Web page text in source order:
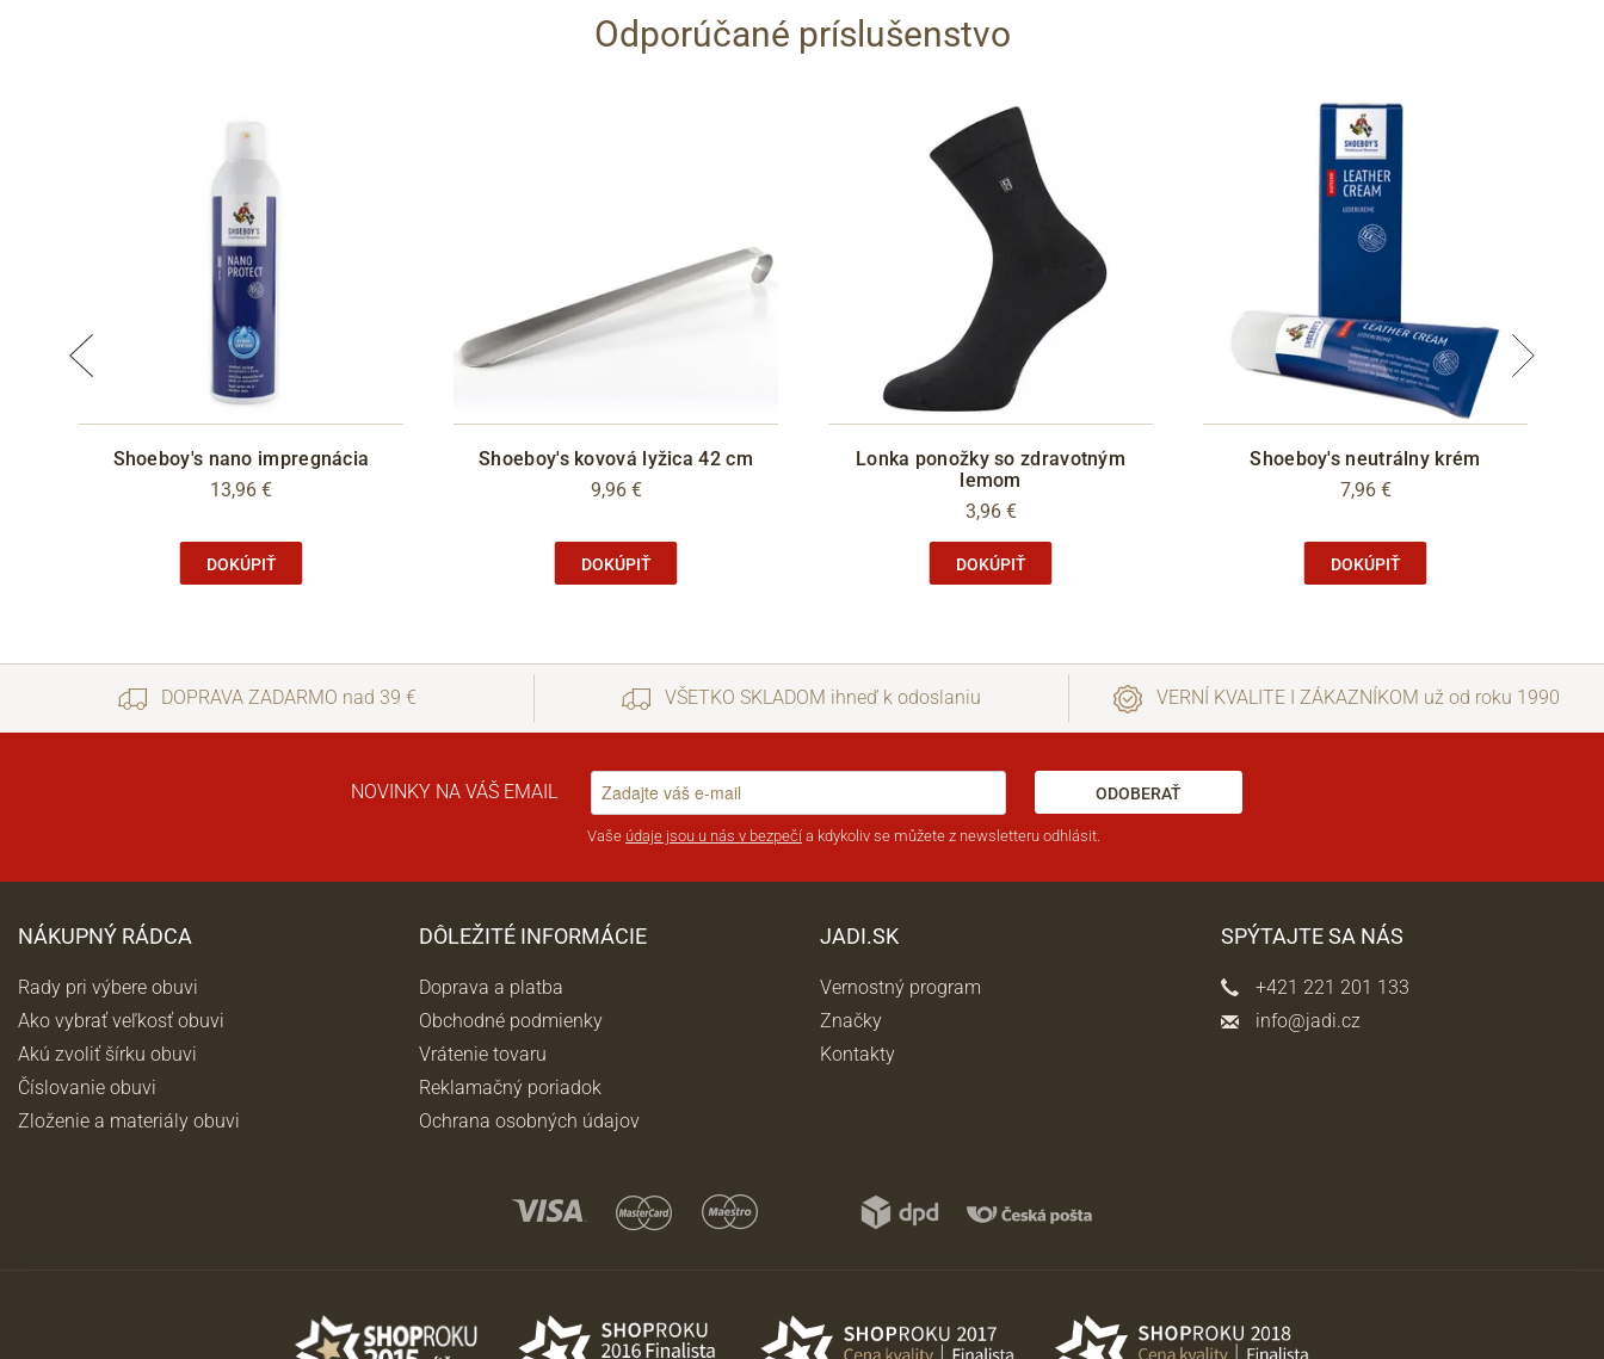
Odporúčané príslušenstvo
Shoeboy's nano impregnácia
13,96 €
DOKÚPIŤ
Shoeboy's kovová lyžica 42 cm
9,96 €
DOKÚPIŤ
Lonka ponožky so zdravotným
lemom
3,96 €
DOKÚPIŤ
Shoeboy's neutrálny krém
7,96 €
DOKÚPIŤ
DOPRAVA ZADARMO nad 39 € VŠETKO SKLADOM ihneď k odoslaniu VERNÍ KVALITE I ZÁKAZNÍKOM už od roku 1990
NOVINKY NA VÁŠ EMAIL ODOBERAŤ
Vaše údaje jsou u nás v bezpečí a kdykoliv se můžete z newsletteru odhlásit.
NÁKUPNÝ RÁDCA
Rady pri výbere obuvi
Ako vybrať veľkosť obuvi
Akú zvoliť šírku obuvi
Číslovanie obuvi
Zloženie a materiály obuvi
DÔLEŽITÉ INFORMÁCIE
Doprava a platba
Obchodné podmienky
Vrátenie tovaru
Reklamačný poriadok
Ochrana osobných údajov
JADI.SK
Vernostný program
Značky
Kontakty
SPÝTAJTE SA NÁS
+421 221 201 133
info@jadi.cz